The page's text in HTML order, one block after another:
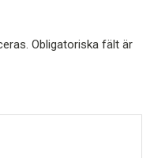
Obligatoriska fält är